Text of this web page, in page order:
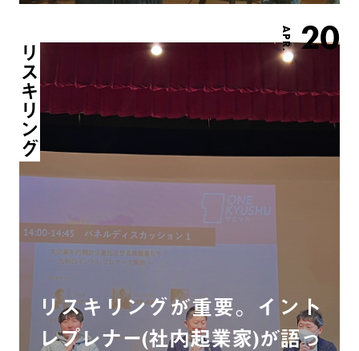
APR. 20
リスキリング
リスキリングが重要。イント
レプレナー(社内起業家)が語っ